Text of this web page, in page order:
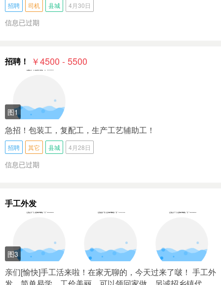
招聘 司机 县城 4月30日
信息已过期
招聘！ ￥4500 - 5500
图1
急招！包装工，复配工，生产工艺辅助工！
招聘 其它 县城 4月28日
信息已过期
手工外发
图3
亲们[愉快]手工活来啦！在家无聊的，今天过来了啵！ 手工外